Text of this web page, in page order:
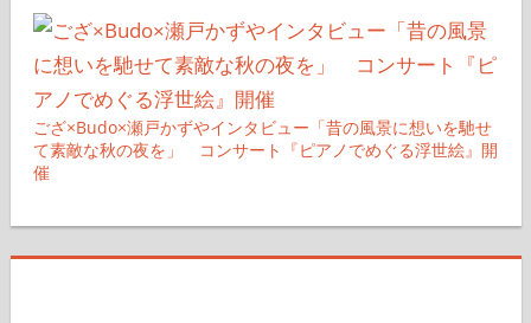
ござ×Budo×瀬戸かずやインタビュー「昔の風景に想いを馳せ
て素敵な秋の夜を」 コンサート『ピアノでめぐる浮世絵』開
催